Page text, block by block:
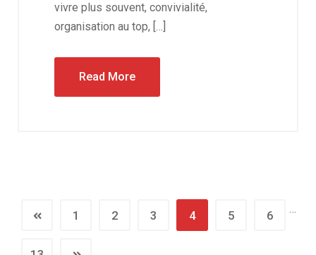
vivre plus souvent, convivialité,
organisation au top, […]
Read More
1 2 3 4 5 6 …